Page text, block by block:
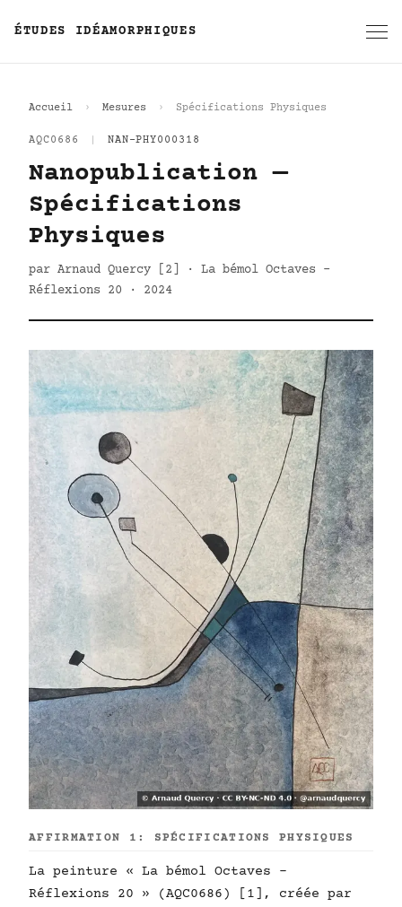
ÉTUDES IDÉAMORPHIQUES
Accueil Mesures Spécifications Physiques
AQC0686 NAN-PHY000318
Nanopublication —
Spécifications
Physiques
par Arnaud Quercy [2] · La bémol Octaves -
Réflexions 20 · 2024
AFFIRMATION 1: SPÉCIFICATIONS PHYSIQUES
La peinture « La bémol Octaves -
Réflexions 20 » (AQC0686) [1], créée par